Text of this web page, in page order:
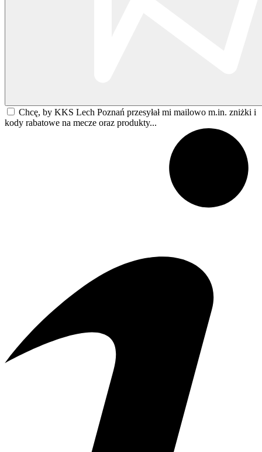
Chcę, by KKS Lech Poznań przesyłał mi mailowo m.in. zniżki i
kody rabatowe na mecze oraz produkty...